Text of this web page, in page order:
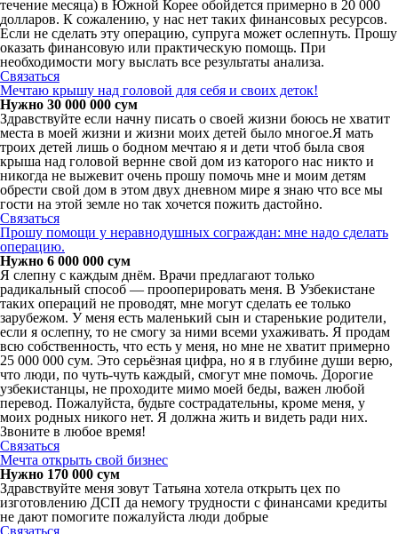
течение месяца) в Южной Корее обойдется примерно в 20 000
долларов. К сожалению, у нас нет таких финансовых ресурсов.
Если не сделать эту операцию, супруга может ослепнуть. Прошу
оказать финансовую или практическую помощь. При
необходимости могу выслать все результаты анализа.
Связаться
Мечтаю крышу над головой для себя и своих деток!
Нужно 30 000 000 сум
Здравствуйте если начну писать о своей жизни боюсь не хватит
места в моей жизни и жизни моих детей было многое.Я мать
троих детей лишь о бодном мечтаю я и дети чтоб была своя
крыша над головой вернне свой дом из каторого нас никто и
никогда не выжевит очень прошу помочь мне и моим детям
обрести свой дом в этом двух дневном мире я знаю что все мы
гости на этой земле но так хочется пожить дастойно.
Связаться
Прошу помощи у неравнодушных сограждан: мне надо сделать
операцию.
Нужно 6 000 000 сум
Я слепну с каждым днём. Врачи предлагают только
радикальный способ — прооперировать меня. В Узбекистане
таких операций не проводят, мне могут сделать ее только
зарубежом. У меня есть маленький сын и старенькие родители,
если я ослепну, то не смогу за ними всеми ухаживать. Я продам
всю собственность, что есть у меня, но мне не хватит примерно
25 000 000 сум. Это серьёзная цифра, но я в глубине души верю,
что люди, по чуть-чуть каждый, смогут мне помочь. Дорогие
узбекистанцы, не проходите мимо моей беды, важен любой
перевод. Пожалуйста, будьте сострадательны, кроме меня, у
моих родных никого нет. Я должна жить и видеть ради них.
Звоните в любое время!
Связаться
Мечта открыть свой бизнес
Нужно 170 000 сум
Здравствуйте меня зовут Татьяна хотела открыть цех по
изготовлению ДСП да немогу трудности с финансами кредиты
не дают помогите пожалуйста люди добрые
Связаться